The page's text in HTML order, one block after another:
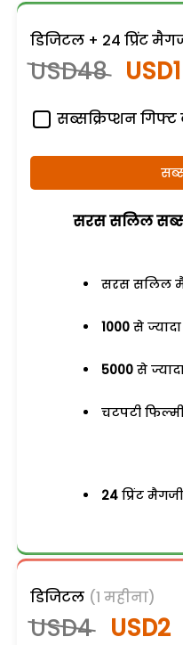
डिजिटल + 24 प्रिंट
USD48
सब्सक्रिप्शन
सरस सलिल
सरस सलिल
1000 से
5000 से
चटपटी
24 प्रिंट
डिजिटल (1 महीना)
USD4 USD2